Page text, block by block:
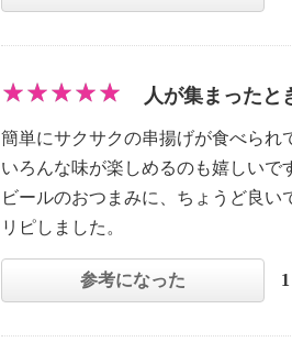
人が集まったと
簡単にサクサクの串揚げが食べられ
いろんな味が楽しめるのも嬉しいで
ビールのおつまみに、ちょうど良い
リピしました。
参考になった